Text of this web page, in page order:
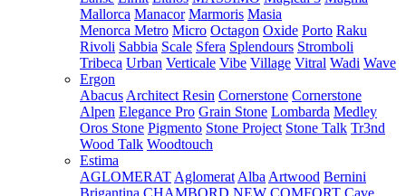
Mallorca Manacor Marmoris Masia
Menorca Metro Micro Octagon Oxide Porto Raku
Rivoli Sabbia Scale Sfera Splendours Stromboli
Tribeca Urban Verticale Vibe Village Vitral Wadi Wave
Ergon
Abacus Architect Resin Cornerstone Cornerstone
Alpen Elegance Pro Grain Stone Lombarda Medley
Oros Stone Pigmento Stone Project Stone Talk Tr3nd
Wood Talk Woodtouch
Estima
AGLOMERAT Aglomerat Alba Artwood Bernini